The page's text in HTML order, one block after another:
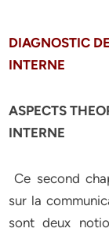
DIAGNOSTIC
INTERNE
ASPECTS
INTERNE
Ce second
sur la
sont deux